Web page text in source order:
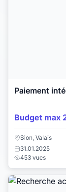
Paiement
Budget max
Sion, Valais
31.01.2025
453 vues